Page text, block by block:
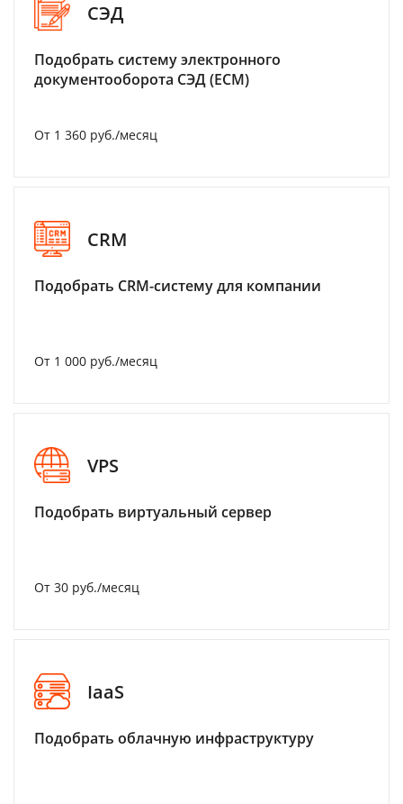
СЭД
Подобрать систему электронного
документооборота СЭД (ECM)
От 1 360 руб./месяц
CRM
Подобрать CRM-систему для компании
От 1 000 руб./месяц
VPS
Подобрать виртуальный сервер
От 30 руб./месяц
IaaS
Подобрать облачную инфраструктуру